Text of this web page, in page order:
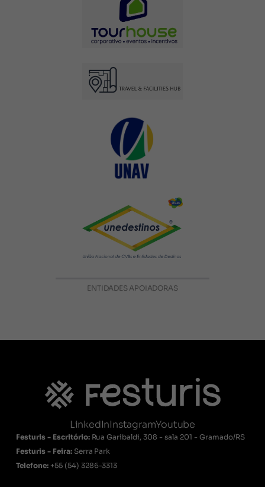
ENTIDADES APOIADORAS
LinkedInInstagramYoutube
Festuris - Escritório: Rua Garibaldi, 308 - sala 201 - Gramado/RS
Festuris - Feira: Serra Park
Telefone: +55 (54) 3286-3313